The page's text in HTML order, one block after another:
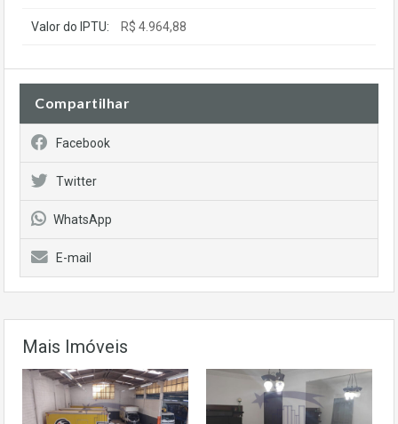
Valor do IPTU: R$ 4.964,88
Compartilhar
Facebook
Twitter
WhatsApp
E-mail
Mais Imóveis